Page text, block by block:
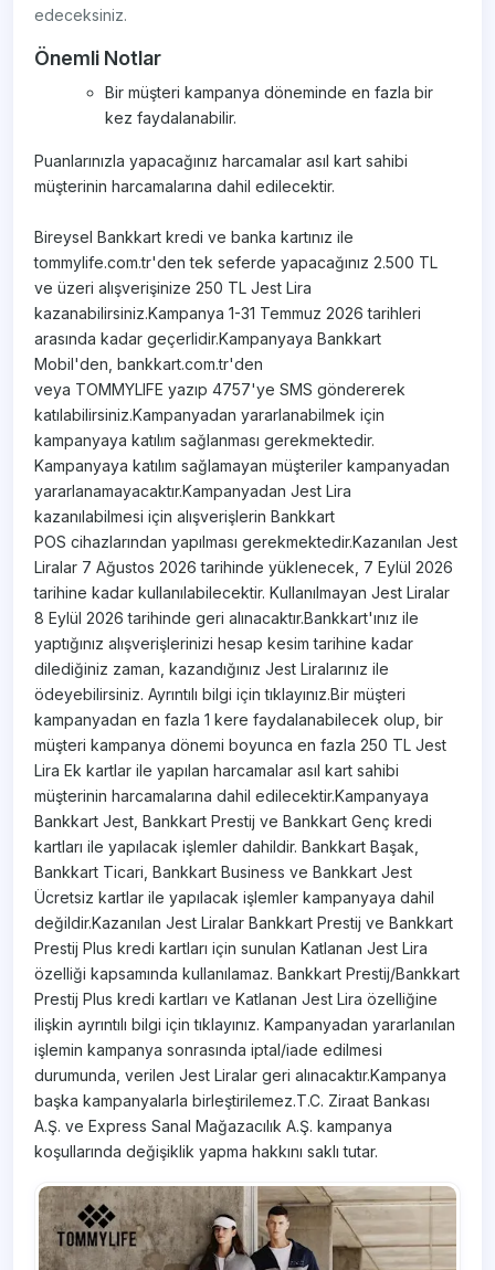
edeceksiniz.
Önemli Notlar
Bir müşteri kampanya döneminde en fazla bir
kez faydalanabilir.
Puanlarınızla yapacağınız harcamalar asıl kart sahibi
müşterinin harcamalarına dahil edilecektir.
Bireysel Bankkart kredi ve banka kartınız ile
tommylife.com.tr'den tek seferde yapacağınız 2.500 TL
ve üzeri alışverişinize 250 TL Jest Lira
kazanabilirsiniz.Kampanya 1-31 Temmuz 2026 tarihleri
arasında kadar geçerlidir.Kampanyaya Bankkart
Mobil'den, bankkart.com.tr'den
veya TOMMYLIFE yazıp 4757'ye SMS göndererek
katılabilirsiniz.Kampanyadan yararlanabilmek için
kampanyaya katılım sağlanması gerekmektedir.
Kampanyaya katılım sağlamayan müşteriler kampanyadan
yararlanamayacaktır.Kampanyadan Jest Lira
kazanılabilmesi için alışverişlerin Bankkart
POS cihazlarından yapılması gerekmektedir.Kazanılan Jest
Liralar 7 Ağustos 2026 tarihinde yüklenecek, 7 Eylül 2026
tarihine kadar kullanılabilecektir. Kullanılmayan Jest Liralar
8 Eylül 2026 tarihinde geri alınacaktır.Bankkart'ınız ile
yaptığınız alışverişlerinizi hesap kesim tarihine kadar
dilediğiniz zaman, kazandığınız Jest Liralarınız ile
ödeyebilirsiniz. Ayrıntılı bilgi için tıklayınız.Bir müşteri
kampanyadan en fazla 1 kere faydalanabilecek olup, bir
müşteri kampanya dönemi boyunca en fazla 250 TL Jest
Lira Ek kartlar ile yapılan harcamalar asıl kart sahibi
müşterinin harcamalarına dahil edilecektir.Kampanyaya
Bankkart Jest, Bankkart Prestij ve Bankkart Genç kredi
kartları ile yapılacak işlemler dahildir. Bankkart Başak,
Bankkart Ticari, Bankkart Business ve Bankkart Jest
Ücretsiz kartlar ile yapılacak işlemler kampanyaya dahil
değildir.Kazanılan Jest Liralar Bankkart Prestij ve Bankkart
Prestij Plus kredi kartları için sunulan Katlanan Jest Lira
özelliği kapsamında kullanılamaz. Bankkart Prestij/Bankkart
Prestij Plus kredi kartları ve Katlanan Jest Lira özelliğine
ilişkin ayrıntılı bilgi için tıklayınız. Kampanyadan yararlanılan
işlemin kampanya sonrasında iptal/iade edilmesi
durumunda, verilen Jest Liralar geri alınacaktır.Kampanya
başka kampanyalarla birleştirilemez.T.C. Ziraat Bankası
A.Ş. ve Express Sanal Mağazacılık A.Ş. kampanya
koşullarında değişiklik yapma hakkını saklı tutar.